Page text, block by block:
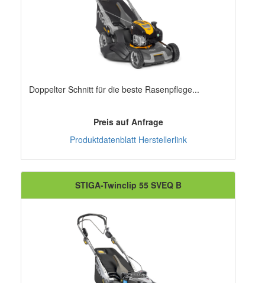
Doppelter Schnitt für die beste Rasenpflege...
Preis auf Anfrage
Produktdatenblatt Herstellerlink
STIGA-Twinclip 55 SVEQ B